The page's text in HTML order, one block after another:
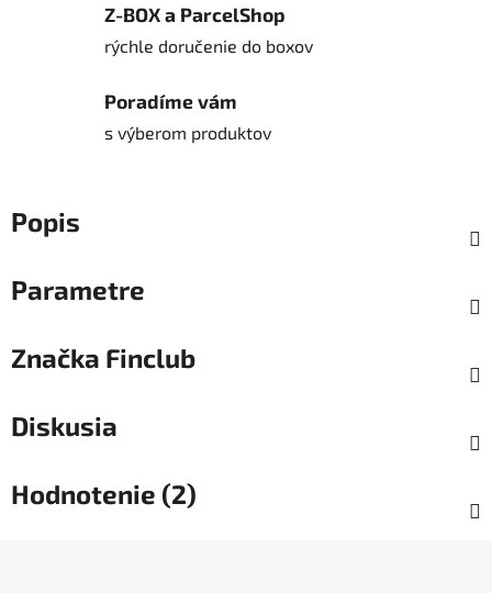
Z-BOX a ParcelShop
rýchle doručenie do boxov
Poradíme vám
s výberom produktov
Popis
Parametre
Značka Finclub
Diskusia
Hodnotenie (2)